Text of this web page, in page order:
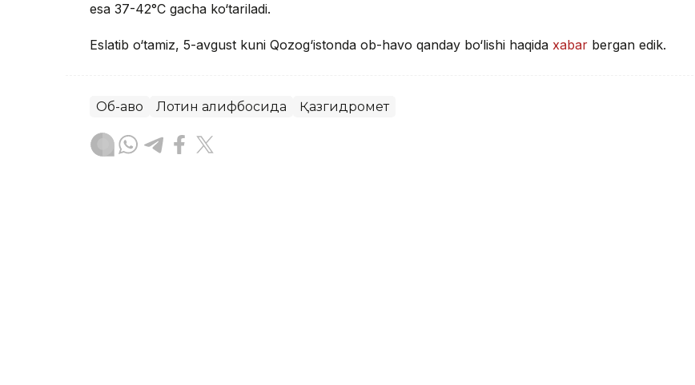
esa 37-42°C gacha ko‘tariladi.
Eslatib o‘tamiz, 5-avgust kuni Qozog‘istonda ob-havo qanday bo‘lishi haqida xabar bergan edik.
Об-ҳаво Лотин алифбосида Қазгидромет